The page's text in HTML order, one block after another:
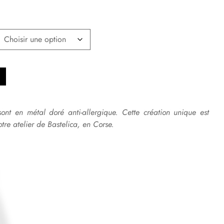
en métal doré anti-allergique. Cette création unique est
atelier de Bastelica, en Corse.